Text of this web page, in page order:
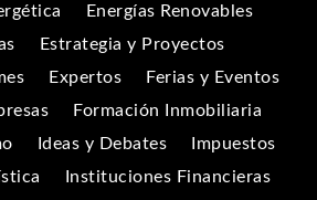
Energías Renovables
Estrategia y Proyectos
Expertos
Ferias y Eventos
Formación Inmobiliaria
Ideas y Debates
Impuestos
Instituciones Financieras